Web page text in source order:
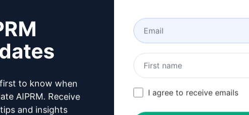
步骤 2：创建
单击此处了解如何创建克劳德
to know when
AIPRM. Receive
and insights
I agree to receive emails